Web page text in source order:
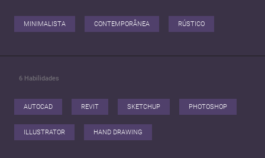
MINIMALISTA CONTEMPORÂNEA RÚSTICO
6 Habilidades
AUTOCAD REVIT SKETCHUP PHOTOSHOP
ILLUSTRATOR HAND DRAWING